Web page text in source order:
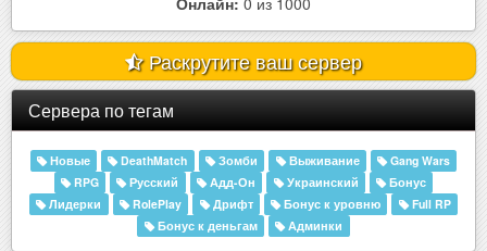
Раскрутите ваш сервер
Сервера по тегам
Новые DeathMatch Зомби Выживание
Gang Wars
RPG
Русский Адд-Он Украинский
Бонус
Лидерки
RolePlay Дрифт Бонус к уровню
Full RP
Бонус к деньгам
Админки